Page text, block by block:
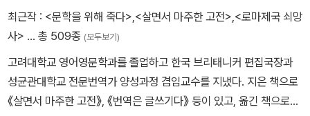
성직을 얻어 킬루트 성당의 녹봉을 받아 생활했다. 1696년 다시 템
플 경에게 돌아왔고, 템플 경이 세상을 떠난 뒤 또다시 아일랜드로 돌
1714년에 스위프트는 삶의 절정기를 맞는다. 토리당의 기관지 격인
신문 「이그재미너」의 편집장을 맡아 마음껏 붓을 휘두르며 정치평론
‘동맹국의 행위’ 등으로 필명을 높였다. 그러나 1714년 앤 여왕이 죽
최근작 : <문학을 위해 죽다> <살면서 마주한 고전> <로마제국 쇠망
사> … 총 509종 (모두보기)
고려대학교 영어영문학과를 졸업하고 한국 브리태니커 편집국장과
성균관대학교 전문번역가 양성과정 겸임교수를 지냈다. 지은 책으로
《살면서 마주한 고전》, 《번역은 글쓰기다》 등이 있고, 옮긴 책으로